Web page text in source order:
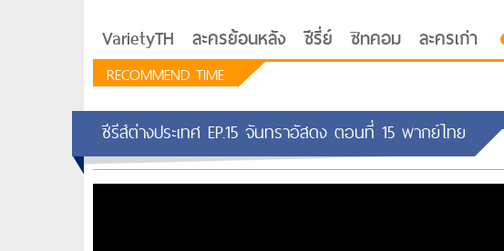
VarietyTH ละครย้อนหลัง ซีรี่ย์ ซิทคอม ละครเก่า
RECOMMEND TIME
รักอยู่ประตูถัดไป
ซีรีส์ต่างประเทศ EP.15 จันทราอัสดง ตอนที่ 15 พากย์ไทย